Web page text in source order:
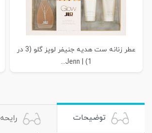
عطر زنانه ست هدیه جنیفر لوپز گلو (3 در
1) | Jenn...
توضیحات رایحه